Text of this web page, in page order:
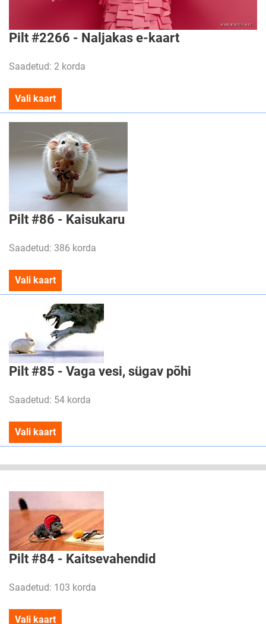
Pilt #2266 - Naljakas e-kaart
Saadetud: 2 korda
Vali kaart
Pilt #86 - Kaisukaru
Saadetud: 386 korda
Vali kaart
Pilt #85 - Vaga vesi, sügav põhi
Saadetud: 54 korda
Vali kaart
Pilt #84 - Kaitsevahendid
Saadetud: 103 korda
Vali kaart